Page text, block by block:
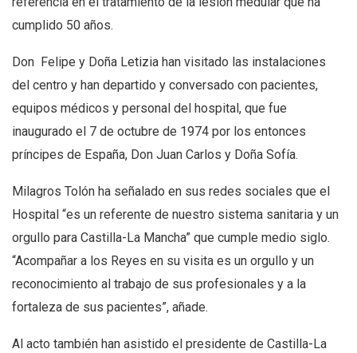
cumplido 50 años.
Don Felipe y Doña Letizia han visitado las instalaciones
del centro y han departido y conversado con pacientes,
equipos médicos y personal del hospital, que fue
inaugurado el 7 de octubre de 1974 por los entonces
príncipes de España, Don Juan Carlos y Doña Sofía.
Milagros Tolón ha señalado en sus redes sociales que el
Hospital “es un referente de nuestro sistema sanitaria y un
orgullo para Castilla-La Mancha” que cumple medio siglo.
“Acompañar a los Reyes en su visita es un orgullo y un
reconocimiento al trabajo de sus profesionales y a la
fortaleza de sus pacientes”, añade.
Al acto también han asistido el presidente de Castilla-La